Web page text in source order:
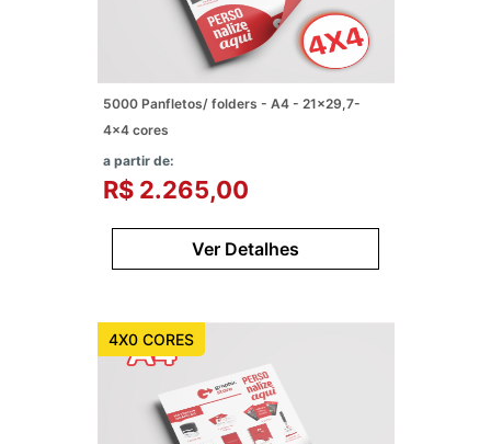
5000 Panfletos/ folders - A4 - 21x29,7-
4x4 cores
a partir de:
R$ 2.265,00
Ver Detalhes
4X0 CORES